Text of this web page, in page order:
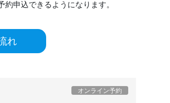
申込できるようになります。
れ
オンライン予約